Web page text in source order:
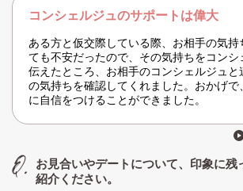
コンシェルジュのサポートは偉大
ある方と仮交際している際、お相手の気持
ても不安だったので、その気持ちをコンシ
伝えたところ、お相手のコンシェルジュと
の気持ちを確認してくれました。おかげで
に自信をつけることができました。
お見合いやデートについて、印象に残
紹介ください。